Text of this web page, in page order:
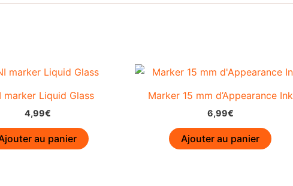
marker Liquid Glass
4,99€
au panier
Marker 15 mm d’Appearance Ink
6,99€
Ajouter au panier